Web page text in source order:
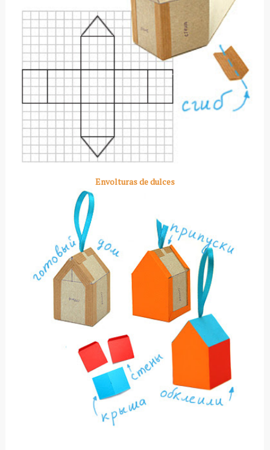
Envolturas de dulces